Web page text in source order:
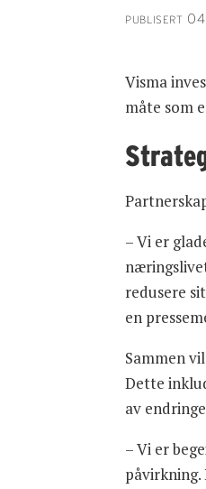
PUBLISERT
Visma
måte som
– Vi er
redusere
en
Sammen
Dette
av
– Vi er
påvirkning.